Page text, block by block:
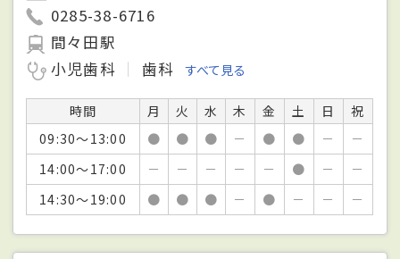
0285-38-6716
間々田駅
小児歯科
歯科 すべて見る
時間 月 火 水 木 金 土 日
祝
09:30～13:00
● ● ● － ● ● －
－
14:00～17:00
－ － － － － ● －
－
14:30～19:00
● ● ● － ● － － －